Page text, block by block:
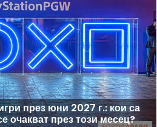
през юни 2027 г.: кои са
очакват през този месец?